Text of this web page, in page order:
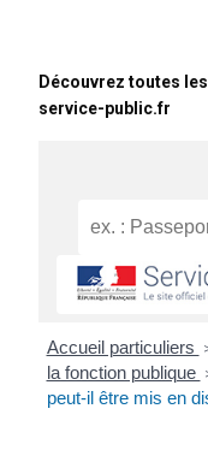
Découvrez toutes
service-public.fr
Accueil particuliers
la fonction publique
peut-il être mis en